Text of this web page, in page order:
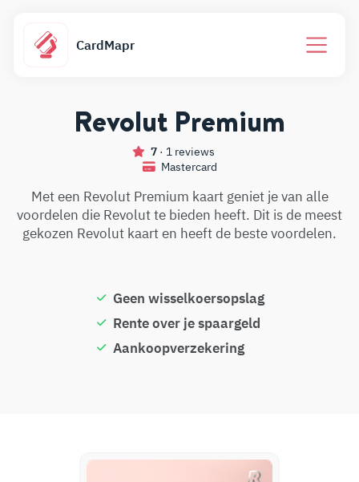
CardMapr
Revolut Premium
7 · 1 reviews
Mastercard
Met een Revolut Premium kaart geniet je van alle
voordelen die Revolut te bieden heeft. Dit is de meest
gekozen Revolut kaart en heeft de beste voordelen.
Geen wisselkoersopslag
Rente over je spaargeld
Aankoopverzekering